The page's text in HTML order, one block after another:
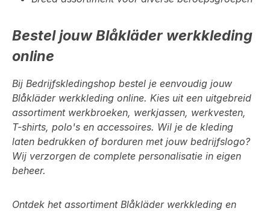
Bestel jouw Blåkläder werkkleding
online
Bij Bedrijfskledingshop bestel je eenvoudig jouw
Blåkläder werkkleding online. Kies uit een uitgebreid
assortiment werkbroeken, werkjassen, werkvesten,
T-shirts, polo's en accessoires. Wil je de kleding
laten bedrukken of borduren met jouw bedrijfslogo?
Wij verzorgen de complete personalisatie in eigen
beheer.
Ontdek het assortiment Blåkläder werkkleding en